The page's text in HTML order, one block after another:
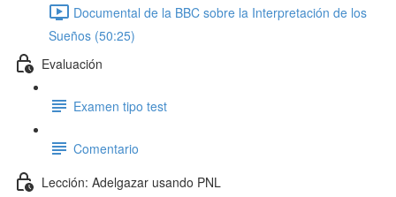
Documental de la BBC sobre la Interpretación de los
Sueños (50:25)
Evaluación
Examen tipo test
Comentario
Lección: Adelgazar usando PNL